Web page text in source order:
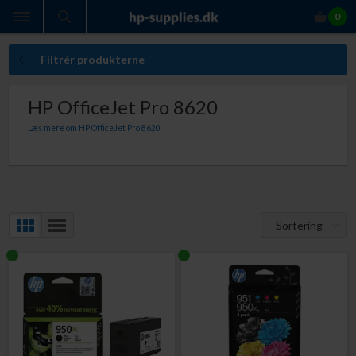
0
Filtrér produkterne
HP OfficeJet Pro 8620
Læs mere om HP OfficeJet Pro 8620
Sortering